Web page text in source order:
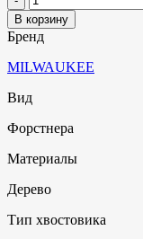
В корзину
Бренд
MILWAUKEE
Вид
Форстнера
Материалы
Дерево
Тип хвостовика